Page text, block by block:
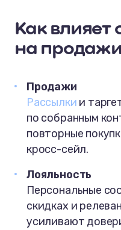
Как влияет
на
Продажи
Рассылки и
по собранным
повторные
кросс-сейл.
Лояльность
Персональные
скидках и
усиливают